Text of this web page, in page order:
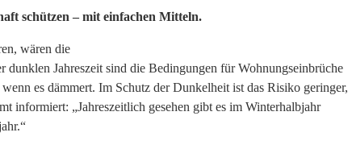
schützen – mit einfachen Mitteln.
wären die
dunklen Jahreszeit sind die Bedingungen für Wohnungseinbrüche
es dämmert. Im Schutz der Dunkelheit ist das Risiko geringer,
informiert: „Jahreszeitlich gesehen gibt es im Winterhalbjahr